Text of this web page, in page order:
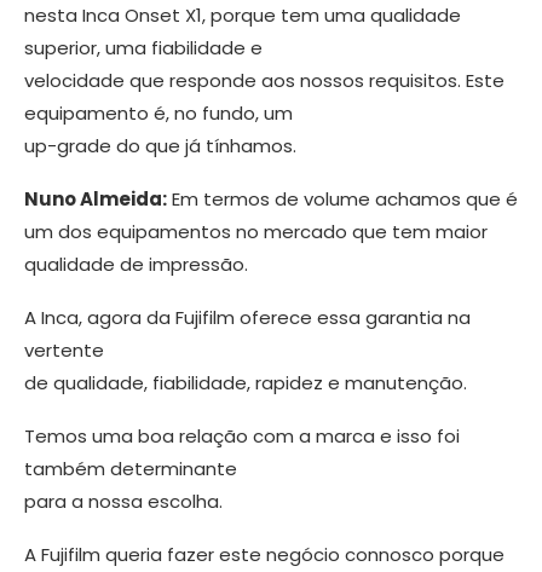
nesta Inca Onset X1, porque tem uma qualidade
superior, uma fiabilidade e
velocidade que responde aos nossos requisitos. Este
equipamento é, no fundo, um
up-grade do que já tínhamos.
Nuno Almeida:Em termos de volume achamos que é
um dos equipamentos no mercado que tem maior
qualidade de impressão.
A Inca, agora da Fujifilm oferece essa garantia na
vertente
de qualidade, fiabi­lidade, rapidez e manutenção.
Temos uma boa relação com a marca e isso foi
também determinante
para a nossa escolha.
A Fujifilm queria fazer este negócio connosco porque